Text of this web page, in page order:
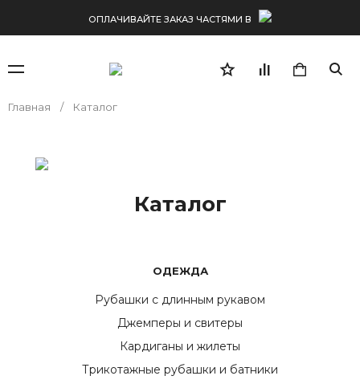
ОПЛАЧИВАЙТЕ ЗАКАЗ ЧАСТЯМИ В
Главная Каталог
Вступай в
Каталог
ОДЕЖДА
Рубашки с длинным рукавом
Джемперы и свитеры
Кардиганы и жилеты
Трикотажные рубашки и батники